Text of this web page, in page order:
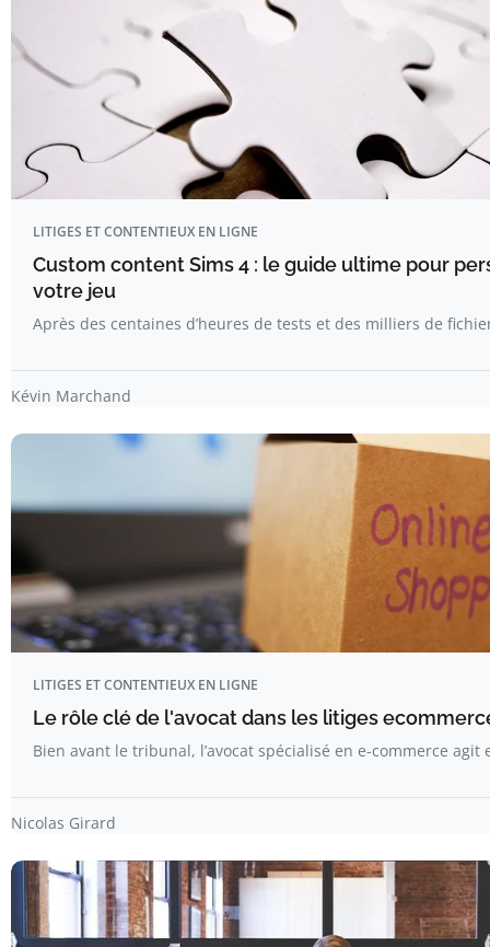
LITIGES ET CONTENTIEUX EN LIGNE
Custom content Sims 4 : le guide ultime pour
votre jeu
Après des centaines d’heures de tests et des milliers de
Kévin Marchand
LITIGES ET CONTENTIEUX EN LIGNE
Le rôle clé de l'avocat dans les litiges
Bien avant le tribunal, l’avocat spécialisé en e-commerce
Nicolas Girard